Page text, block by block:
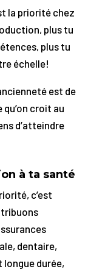
la priorité chez
plus tu
plus tu
échelle!
est de
qu’on croit au
d’atteindre
à ta santé
c’est
dentaire,
durée,